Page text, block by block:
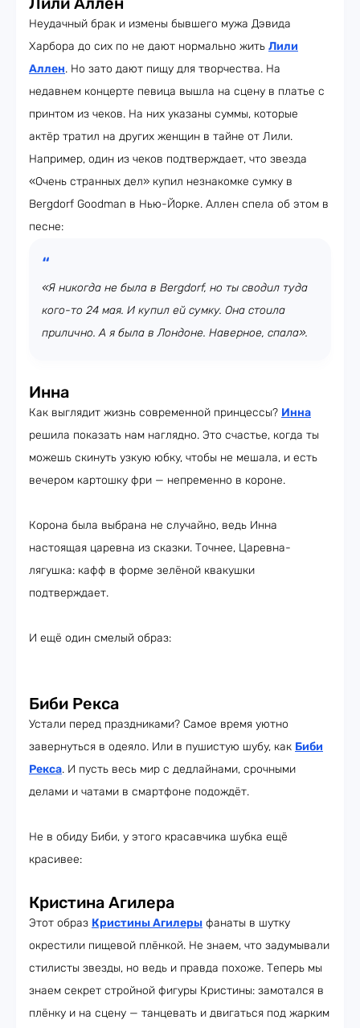
Неудачный брак и измены бывшего мужа Дэвида
Харбора до сих по не дают нормально жить Лили
Аллен. Но зато дают пищу для творчества. На
недавнем концерте певица вышла на сцену в платье с
принтом из чеков. На них указаны суммы, которые
актёр тратил на других женщин в тайне от Лили.
Например, один из чеков подтверждает, что звезда
«Очень странных дел» купил незнакомке сумку в
Bergdorf Goodman в Нью-Йорке. Аллен спела об этом в
песне:
«Я никогда не была в Bergdorf, но ты сводил туда
кого-то 24 мая. И купил ей сумку. Она стоила
прилично. А я была в Лондоне. Наверное, спала».
Инна
Как выглядит жизнь современной принцессы? Инна
решила показать нам наглядно. Это счастье, когда ты
можешь скинуть узкую юбку, чтобы не мешала, и есть
вечером картошку фри — непременно в короне.
Корона была выбрана не случайно, ведь Инна
настоящая царевна из сказки. Точнее, Царевна-
лягушка: кафф в форме зелёной квакушки
подтверждает.
И ещё один смелый образ:
Биби Рекса
Устали перед праздниками? Самое время уютно
завернуться в одеяло. Или в пушистую шубу, как Биби
Рекса. И пусть весь мир с дедлайнами, срочными
делами и чатами в смартфоне подождёт.
Не в обиду Биби, у этого красавчика шубка ещё
красивее:
Кристина Агилера
Этот образ Кристины Агилеры фанаты в шутку
окрестили пищевой плёнкой. Не знаем, что задумывали
стилисты звезды, но ведь и правда похоже. Теперь мы
знаем секрет стройной фигуры Кристины: замотался в
плёнку и на сцену — танцевать и двигаться под жарким